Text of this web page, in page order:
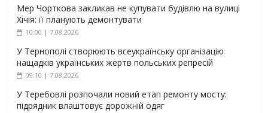
Мер Чорткова закликав не купувати будівлю на вулиці
Хічія: її планують демонтувати
10:00 | 7.08.2026
У Тернополі створюють всеукраїнську організацію
нащадків українських жертв польських репресій
09:10 | 7.08.2026
У Теребовлі розпочали новий етап ремонту мосту:
підрядник влаштовує дорожній одяг